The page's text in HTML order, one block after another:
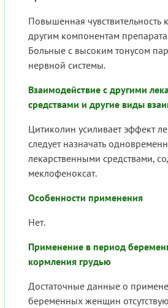
Повышенная чувствительность
другим компонентам
Больные с высоким тонусом
нервной системы.
Взаимодействие с другими
средствами и другие виды
Цитиколин усиливает эффект
следует назначать
лекарственными средствами,
меклофеноксат.
Особенности применения
Нет.
Применение в период
кормления грудью
Достаточные данные о
беременных женщин